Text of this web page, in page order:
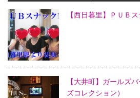
【西日暮里】ＰＵＢ
【大井町】ガールズ
ズコレクション）